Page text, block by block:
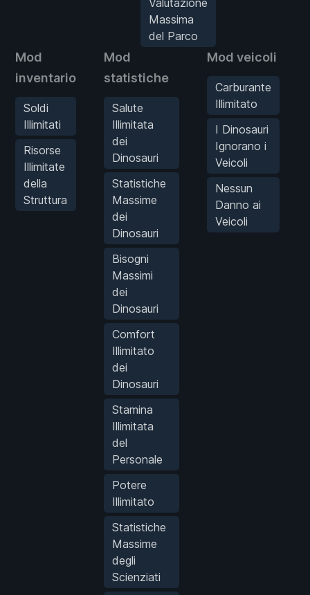
Valutazione
Massima
del Parco
Mod
inventario
Soldi
Illimitati
Risorse
Illimitate
della
Struttura
Mod
statistiche
Salute
Illimitata
dei
Dinosauri
Statistiche
Massime
dei
Dinosauri
Bisogni
Massimi
dei
Dinosauri
Comfort
Illimitato
dei
Dinosauri
Stamina
Illimitata
del
Personale
Potere
Illimitato
Statistiche
Massime
degli
Scienziati
Mod veicoli
Carburante
Illimitato
I Dinosauri
Ignorano i
Veicoli
Nessun
Danno ai
Veicoli